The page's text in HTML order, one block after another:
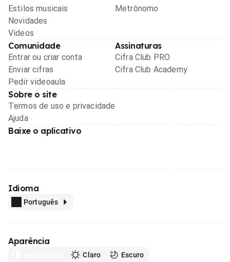
Estilos musicais
Novidades
Videos
Metrônomo
Comunidade
Entrar ou criar conta
Enviar cifras
Pedir videoaula
Assinaturas
Cifra Club PRO
Cifra Club Academy
Sobre o site
Termos de uso e privacidade
Ajuda
Baixe o aplicativo
Idioma
Português
Aparência
Claro Escuro